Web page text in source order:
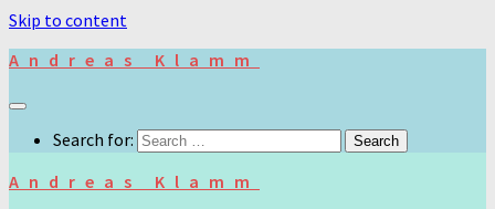
Skip to content
Andreas Klamm
Search for:
Andreas Klamm